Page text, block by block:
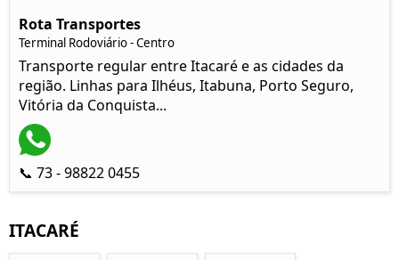
Rota Transportes
Terminal Rodoviário - Centro
Transporte regular entre Itacaré e as cidades da
região. Linhas para Ilhéus, Itabuna, Porto Seguro,
Vitória da Conquista...
📞 73 - 98822 0455
ITACARÉ